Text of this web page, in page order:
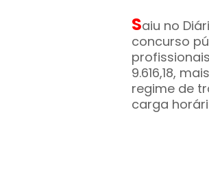
Saiu no
concurso
9.616,18,
regime de
carga